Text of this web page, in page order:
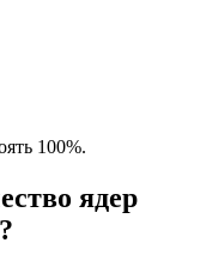
100%.
ядер